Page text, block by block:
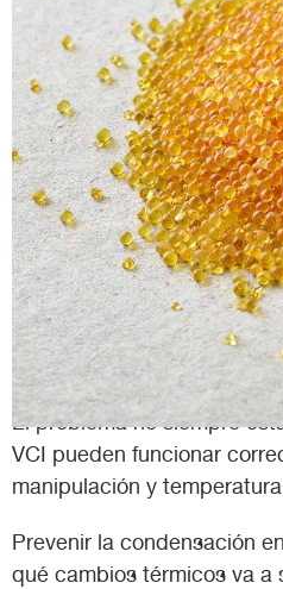
El problema no siempre
VCI pueden funcionar
manipulación y
Prevenir la condensación
qué cambios térmicos va a